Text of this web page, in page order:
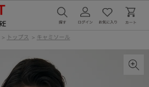
> トップス > キャミソール